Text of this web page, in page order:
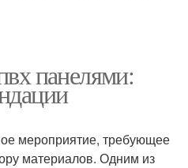
панелями:
мероприятие, требующее
материалов. Одним из